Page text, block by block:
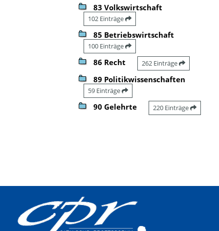
83 Volkswirtschaft
102 Einträge
85 Betriebswirtschaft
100 Einträge
86 Recht 262 Einträge
89 Politikwissenschaften
59 Einträge
90 Gelehrte 220 Einträge